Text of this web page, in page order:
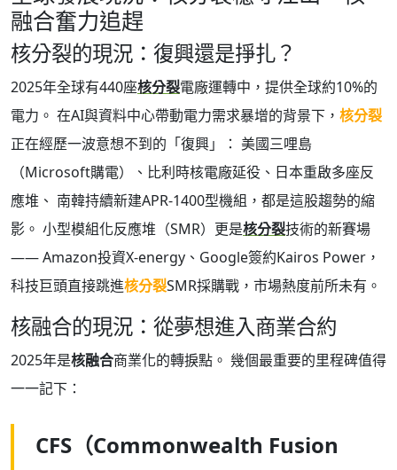
融合奮力追趕
核分裂的現況：復興還是掙扎？
2025年全球有440座核分裂電廠運轉中，提供全球約10%的
電力。 在AI與資料中心帶動電力需求暴增的背景下， 核分裂
正在經歷一波意想不到的「復興」： 美國三哩島
（Microsoft購電）、比利時核電廠延役、日本重啟多座反
應堆、 南韓持續新建APR-1400型機組，都是這股趨勢的縮
影。 小型模組化反應堆（SMR）更是核分裂技術的新賽場
—— Amazon投資X-energy、Google簽約Kairos Power，
科技巨頭直接跳進核分裂SMR採購戰，市場熱度前所未有。
核融合的現況：從夢想進入商業合約
2025年是核融合商業化的轉捩點。 幾個最重要的里程碑值得
一一記下：
CFS（Commonwealth Fusion